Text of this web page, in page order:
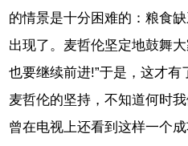
的情景是十分困难的：粮食
出现了。麦哲伦坚定地鼓舞
也要继续前进!”于是，这才
麦哲伦的坚持，不知道何时
曾在电视上还看到这样一个